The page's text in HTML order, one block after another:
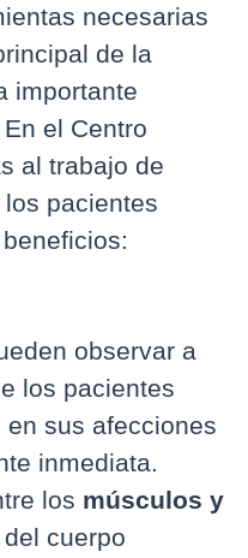
necesarias
de la
importante
el Centro
al trabajo de
pacientes
observar a
los pacientes
sus afecciones
inmediata.
los músculos y
del cuerpo